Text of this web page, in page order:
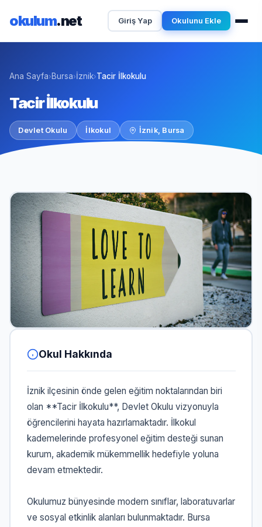
okulum.net Giriş Yap Okulunu Ekle
Ana Sayfa› Bursa›İznik›Tacir İlkokulu
Tacir İlkokulu
Devlet Okulu İlkokul İznik, Bursa
Okul Hakkında
İznik ilçesinin önde gelen eğitim noktalarından biri
olan **Tacir İlkokulu**, Devlet Okulu vizyonuyla
öğrencilerini hayata hazırlamaktadır. İlkokul
kademelerinde profesyonel eğitim desteği sunan
kurum, akademik mükemmellik hedefiyle yoluna
devam etmektedir.
Okulumuz bünyesinde modern sınıflar, laboratuvarlar
ve sosyal etkinlik alanları bulunmaktadır. Bursa